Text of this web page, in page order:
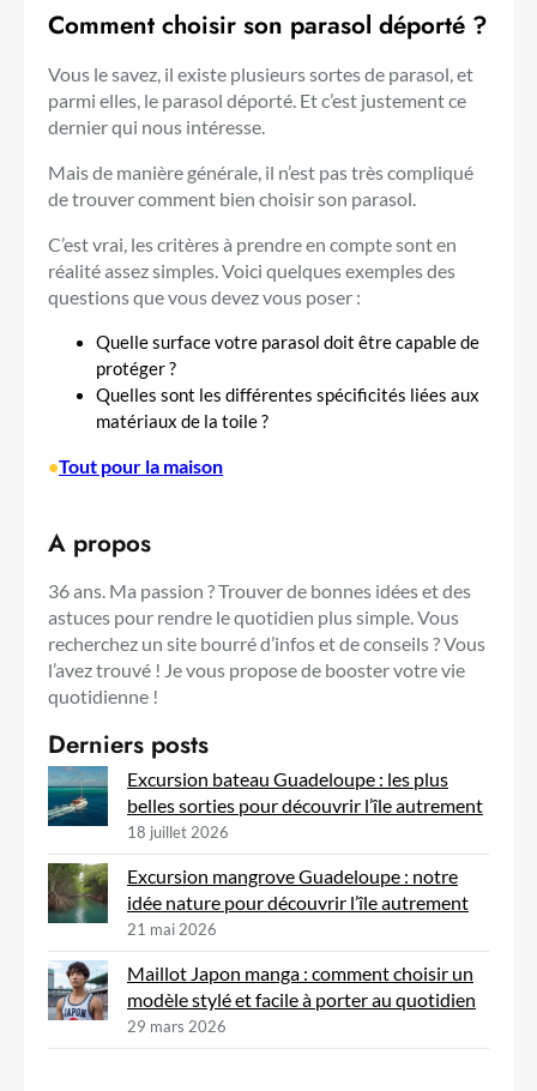
Comment choisir son parasol déporté ?
Vous le savez, il existe plusieurs sortes de parasol, et
parmi elles, le parasol déporté. Et c’est justement ce
dernier qui nous intéresse.
Mais de manière générale, il n’est pas très compliqué
de trouver comment bien choisir son parasol.
C’est vrai, les critères à prendre en compte sont en
réalité assez simples. Voici quelques exemples des
questions que vous devez vous poser :
Quelle surface votre parasol doit être capable de
protéger ?
Quelles sont les différentes spécificités liées aux
matériaux de la toile ?
•Tout pour la maison
A propos
36 ans. Ma passion ? Trouver de bonnes idées et des
astuces pour rendre le quotidien plus simple. Vous
recherchez un site bourré d’infos et de conseils ? Vous
l’avez trouvé ! Je vous propose de booster votre vie
quotidienne !
Derniers posts
Excursion bateau Guadeloupe : les plus
belles sorties pour découvrir l’île autrement
18 juillet 2026
Excursion mangrove Guadeloupe : notre
idée nature pour découvrir l’île autrement
21 mai 2026
Maillot Japon manga : comment choisir un
modèle stylé et facile à porter au quotidien
29 mars 2026